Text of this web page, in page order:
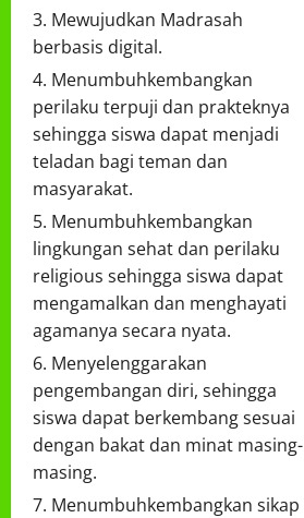
Mewujudkan Madrasah
berbasis digital.
Menumbuhkembangkan
perilaku terpuji dan prakteknya
sehingga siswa dapat menjadi
teladan bagi teman dan
masyarakat.
Menumbuhkembangkan
lingkungan sehat dan perilaku
religious sehingga siswa dapat
mengamalkan dan menghayati
agamanya secara nyata.
Menyelenggarakan
pengembangan diri, sehingga
siswa dapat berkembang sesuai
dengan bakat dan minat masing-
masing.
Menumbuhkembangkan sikap